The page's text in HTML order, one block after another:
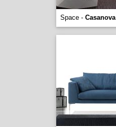
Space - Casanova